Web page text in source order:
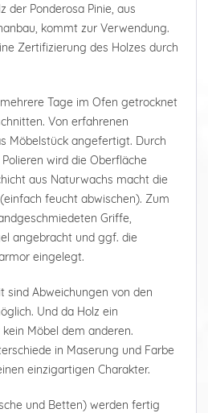
der Ponderosa Pinie, aus
kommt zur Verwendung.
Zertifizierung des Holzes durch
Tage im Ofen getrocknet
Von erfahrenen
Möbelstück angefertigt. Durch
wird die Oberfläche
aus Naturwachs macht die
feucht abwischen). Zum
Griffe,
angebracht und ggf. die
eingelegt.
sind Abweichungen von den
Und da Holz ein
Möbel dem anderen.
in Maserung und Farbe
einzigartigen Charakter.
und Betten) werden fertig